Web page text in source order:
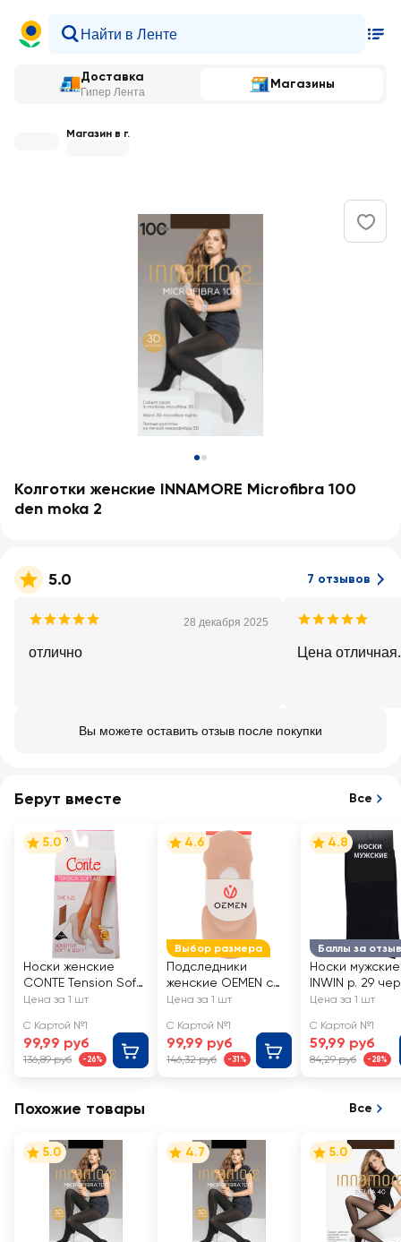
Доставка
Гипер Лента
Магазины
Магазин в г.
Колготки женские INNAMORE Microfibra 100
den moka 2
5.0 7 отзывов
28 декабря 2025
отлично Цена
Вы можете оставить отзыв после покупки
Берут вместе Все
5.0
Носки женские
CONTE Tension Soft
40 den, natural, Арт.
Цена за 1 шт
С Картой №1
99,99 руб
136,89 руб -26%
Выбор размера
4.6
Подследники
женские OEMEN с
силиконовой
бежевые, Арт.
KP006
Цена за 1 шт
С Картой №1
99,99 руб
146,32 руб -31%
Баллы за отзыв
4.8
Носки мужские
INWIN р. 29
Арт. BMS02-01
Цена за 1 шт
С Картой №1
59,99 руб
84,29 руб -28%
Похожие товары Все
5.0 4.7 5.0